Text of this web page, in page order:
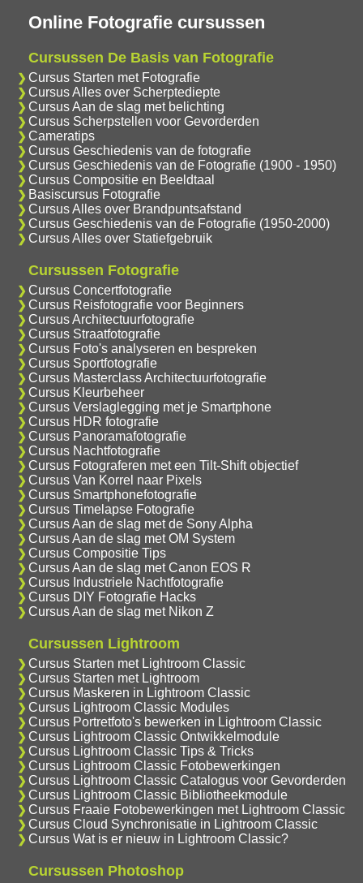
Online Fotografie cursussen
Cursussen De Basis van Fotografie
Cursus Starten met Fotografie
Cursus Alles over Scherptediepte
Cursus Aan de slag met belichting
Cursus Scherpstellen voor Gevorderden
Cameratips
Cursus Geschiedenis van de fotografie
Cursus Geschiedenis van de Fotografie (1900 - 1950)
Cursus Compositie en Beeldtaal
Basiscursus Fotografie
Cursus Alles over Brandpuntsafstand
Cursus Geschiedenis van de Fotografie (1950-2000)
Cursus Alles over Statiefgebruik
Cursussen Fotografie
Cursus Concertfotografie
Cursus Reisfotografie voor Beginners
Cursus Architectuurfotografie
Cursus Straatfotografie
Cursus Foto's analyseren en bespreken
Cursus Sportfotografie
Cursus Masterclass Architectuurfotografie
Cursus Kleurbeheer
Cursus Verslaglegging met je Smartphone
Cursus HDR fotografie
Cursus Panoramafotografie
Cursus Nachtfotografie
Cursus Fotograferen met een Tilt-Shift objectief
Cursus Van Korrel naar Pixels
Cursus Smartphonefotografie
Cursus Timelapse Fotografie
Cursus Aan de slag met de Sony Alpha
Cursus Aan de slag met OM System
Cursus Compositie Tips
Cursus Aan de slag met Canon EOS R
Cursus Industriele Nachtfotografie
Cursus DIY Fotografie Hacks
Cursus Aan de slag met Nikon Z
Cursussen Lightroom
Cursus Starten met Lightroom Classic
Cursus Starten met Lightroom
Cursus Maskeren in Lightroom Classic
Cursus Lightroom Classic Modules
Cursus Portretfoto's bewerken in Lightroom Classic
Cursus Lightroom Classic Ontwikkelmodule
Cursus Lightroom Classic Tips & Tricks
Cursus Lightroom Classic Fotobewerkingen
Cursus Lightroom Classic Catalogus voor Gevorderden
Cursus Lightroom Classic Bibliotheekmodule
Cursus Fraaie Fotobewerkingen met Lightroom Classic
Cursus Cloud Synchronisatie in Lightroom Classic
Cursus Wat is er nieuw in Lightroom Classic?
Cursussen Photoshop